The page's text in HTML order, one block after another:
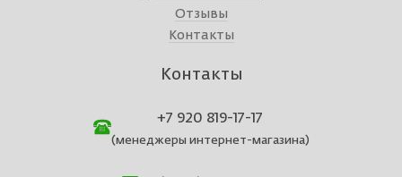
Отзывы
Контакты
Контакты
+7 920 819-17-17
(менеджеры интернет-магазина)